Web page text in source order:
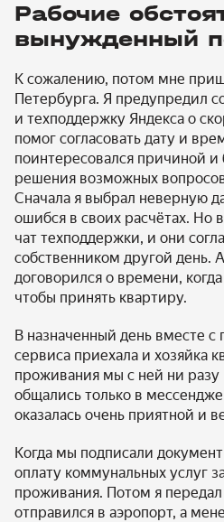
Рабочие
вынужденный
К сожалению, потом мне
Петербурга. Я предупредил
и техподдержку Яндекса о
помог согласовать дату и
поинтересовался причиной и
решения возможных
Сначала я выбрал неверную
ошибся в своих расчётах. Но
чат техподдержки, и они
собственником другой день.
договорился о времени,
чтобы принять квартиру.
В назначенный день вместе с
сервиса приехала и хозяйка
проживания мы с ней ни
общались только в
оказалась очень приятной и
Когда мы подписали
оплату коммунальных услуг
проживания. Потом я передал
отправился в аэропорт, а